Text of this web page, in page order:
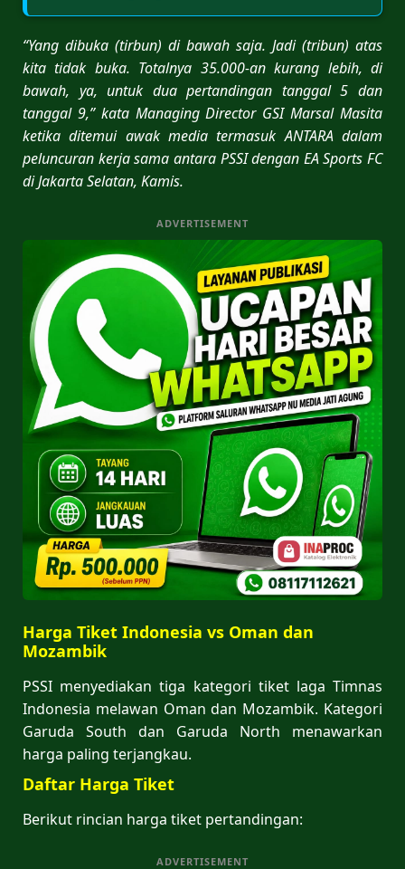
“Yang dibuka (tirbun) di bawah saja. Jadi (tribun) atas
kita tidak buka. Totalnya 35.000-an kurang lebih, di
bawah, ya, untuk dua pertandingan tanggal 5 dan
tanggal 9,” kata Managing Director GSI Marsal Masita
ketika ditemui awak media termasuk ANTARA dalam
peluncuran kerja sama antara PSSI dengan EA Sports FC
di Jakarta Selatan, Kamis.
ADVERTISEMENT
Harga Tiket Indonesia vs Oman dan
Mozambik
PSSI menyediakan tiga kategori tiket laga Timnas
Indonesia melawan Oman dan Mozambik. Kategori
Garuda South dan Garuda North menawarkan
harga paling terjangkau.
Daftar Harga Tiket
Berikut rincian harga tiket pertandingan:
ADVERTISEMENT